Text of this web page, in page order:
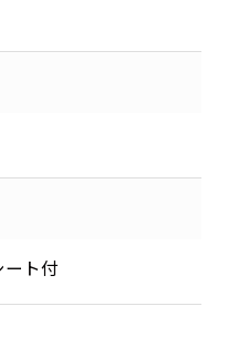
ト付